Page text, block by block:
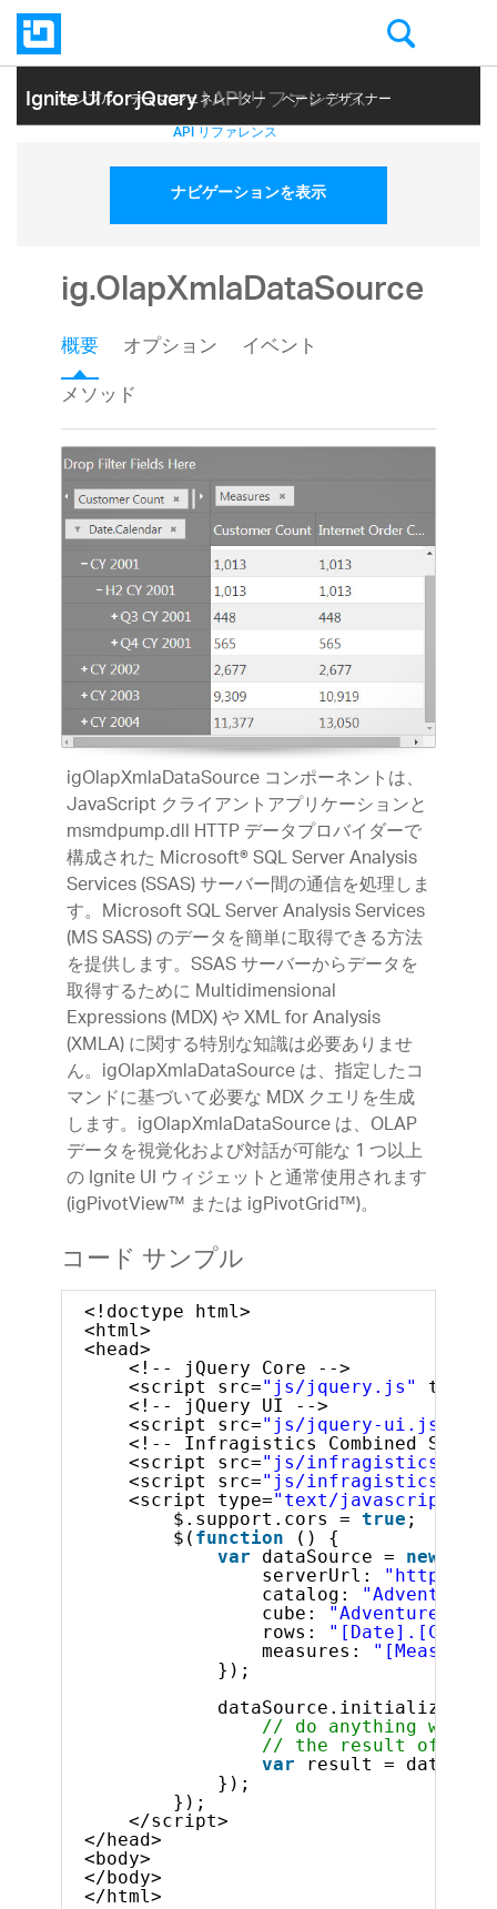
Ignite UI for jQuery| API リファレンス
サンプル テーマ ジェネレーター ページ デザイナー
ヘルプ トピック API リファレンス
ナビゲーションを表示
ig.OlapXmlaDataSource
概要 オプション
イベント
メソッド
igOlapXmlaDataSource コンポーネントは、
JavaScript クライアントアプリケーションと
msmdpump.dll HTTP データプロバイダーで
構成された Microsoft® SQL Server Analysis
Services (SSAS) サーバー間の通信を処理しま
す。Microsoft SQL Server Analysis Services
(MS SASS) のデータを簡単に取得できる方法
を提供します。SSAS サーバーからデータを
取得するために Multidimensional
Expressions (MDX) や XML for Analysis
(XMLA) に関する特別な知識は必要ありませ
ん。igOlapXmlaDataSource は、指定したコ
マンドに基づいて必要な MDX クエリを生成
します。igOlapXmlaDataSource は、OLAP
データを視覚化および対話が可能な 1 つ以上
の Ignite UI ウィジェットと通常使用されます
(igPivotView™ または igPivotGrid™)。
コード サンプル
<!doctype html>
<html>
<head>
<!-- jQuery Core -->
<script src="js/jquery.js" type=
<!-- jQuery UI -->
<script src="js/jquery-ui.js"
<!-- Infragistics Combined
<script src="js/
<script src="js/
<script type="text/javascript"
$.support.cors = true
$( function
() {
var
dataSource = new
serverUrl:
"http://
catalog:
"Adventure
cube:
"Adventure
rows:
measures:
});
// do anything with
// the result of the
var
result =
});
});
</script>
</head>
<body>
</body>
</html>